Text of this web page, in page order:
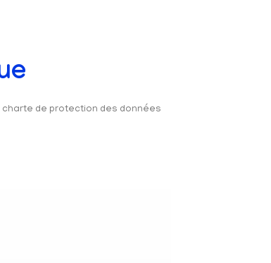
de protection des données